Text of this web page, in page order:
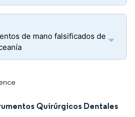
de mano falsificados de
Quirúrgicos Dentales